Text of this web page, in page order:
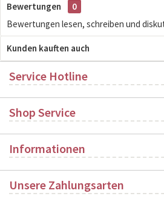
Bewertungen
0
Bewertungen lesen, schreiben und
Kunden kauften auch
Service Hotline
Shop Service
Informationen
Unsere Zahlungsarten